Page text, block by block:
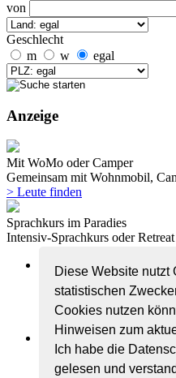
Diese Website nutzt
statistischen
Cookies nutzen
Hinweisen zum
Ich habe die
gelesen und
von
Geschlecht
m
w egal
Anzeige
Mit WoMo oder Camper
Gemeinsam mit Wohnmobil,
> Leute finden
Sprachkurs im Paradies
Intensiv-Sprachkurs oder
Home
Impressum/AGB
Datenschutz
FAQ
Kontakt
Reisepartner
Detailsuche
Private Anzeige